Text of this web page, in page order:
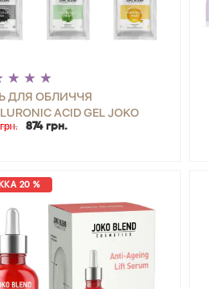
ДЛЯ ОБЛИЧЧЯ
ACID GEL JOKO
30 МЛ + НАБІР
874 грн.
20 %